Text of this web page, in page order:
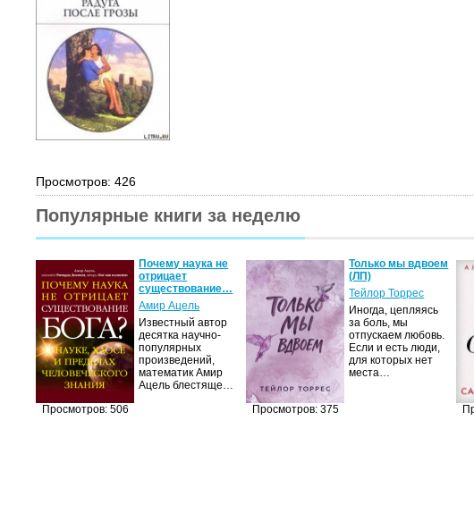
Просмотров: 426
Популярные книги за неделю
Просмотров: 506
Почему наука не
отрицает
существование…
Амир Ацель
Известный автор
десятка научно-
популярных
произведений,
математик Амир
Ацель блестяще…
Просмотров: 375
Только мы вдвоем
(ЛП)
Тейлор Торрес
Иногда, цепляясь
за боль, мы
отпускаем любовь.
Если и есть люди,
для которых нет
места…